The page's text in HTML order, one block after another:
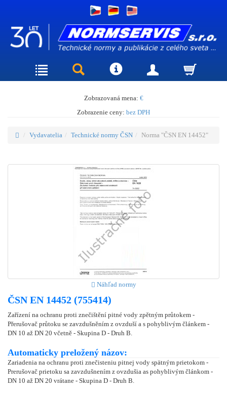
Zobrazovaná mena: €
Zobrazenie ceny: bez DPH
Vydavatelia Technické normy ČSN Norma "ČSN EN 14452"
Náhľad normy
ČSN EN 14452 (755414)
Zařízení na ochranu proti znečištění pitné vody zpětným průtokem -
Přerušovač průtoku se zavzdušněním z ovzduší a s pohyblivým článkem -
DN 10 až DN 20 včetně - Skupina D - Druh B.
Automaticky preložený názov:
Zariadenia na ochranu proti znečisteniu pitnej vody spätným prietokom -
Prerušovač prietoku sa zavzdušnením z ovzdušia as pohyblivým článkom -
DN 10 až DN 20 vrátane - Skupina D - Druh B.